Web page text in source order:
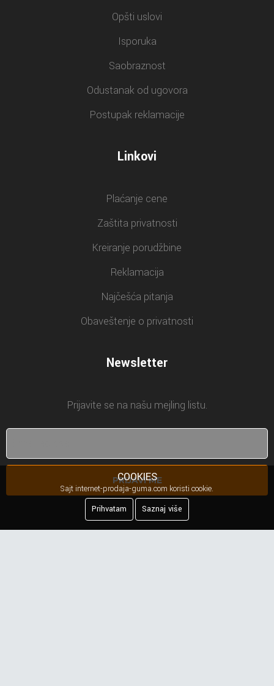
Opšti uslovi
Isporuka
Saobraznost
Odustanak od ugovora
Postupak reklamacije
Linkovi
Plaćanje cene
Zaštita privatnosti
Kreiranje porudžbine
Reklamacija
Najčešća pitanja
Obaveštenje o privatnosti
Newsletter
Prijavite se na našu mejling listu.
PRIJAVI ME
COOKIES
Sajt internet-prodaja-guma.com koristi cookie.
Prihvatam
Saznaj više